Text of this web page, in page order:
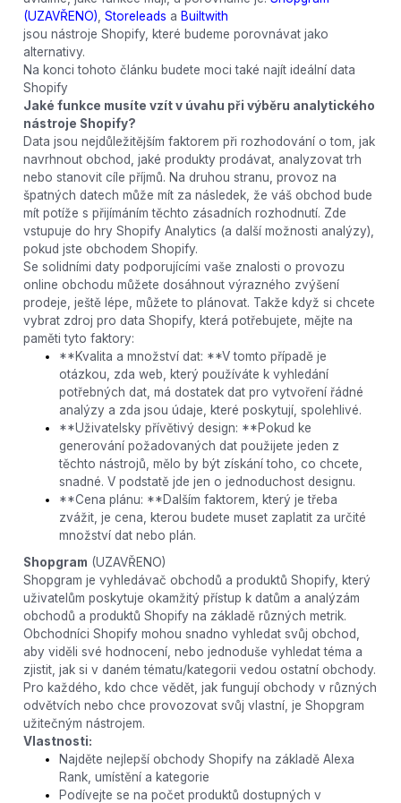
(UZAVŘENO) Storeleads a Builtwith
jsou nástroje Shopify, které budeme porovnávat jako
alternativy.
Na konci tohoto článku budete moci také najít ideální data
Shopify
Jaké funkce musíte vzít v úvahu při výběru analytického
nástroje Shopify?
Data jsou nejdůležitějším faktorem při rozhodování o tom, jak
navrhnout obchod, jaké produkty prodávat, analyzovat trh
nebo stanovit cíle příjmů. Na druhou stranu, provoz na
špatných datech může mít za následek, že váš obchod bude
mít potíže s přijímáním těchto zásadních rozhodnutí. Zde
vstupuje do hry Shopify Analytics (a další možnosti analýzy),
pokud jste obchodem Shopify.
Se solidními daty podporujícími vaše znalosti o provozu
online obchodu můžete dosáhnout výrazného zvýšení
prodeje, ještě lépe, můžete to plánovat. Takže když si chcete
vybrat zdroj pro data Shopify, která potřebujete, mějte na
paměti tyto faktory:
**Kvalita a množství dat: **V tomto případě je
otázkou, zda web, který používáte k vyhledání
potřebných dat, má dostatek dat pro vytvoření řádné
analýzy a zda jsou údaje, které poskytují, spolehlivé.
**Uživatelsky přívětivý design: **Pokud ke
generování požadovaných dat použijete jeden z
těchto nástrojů, mělo by být získání toho, co chcete,
snadné. V podstatě jde jen o jednoduchost designu.
**Cena plánu: **Dalším faktorem, který je třeba
zvážit, je cena, kterou budete muset zaplatit za určité
množství dat nebo plán.
Shopgram (UZAVŘENO)
Shopgram je vyhledávač obchodů a produktů Shopify, který
uživatelům poskytuje okamžitý přístup k datům a analýzám
obchodů a produktů Shopify na základě různých metrik.
Obchodníci Shopify mohou snadno vyhledat svůj obchod,
aby viděli své hodnocení, nebo jednoduše vyhledat téma a
zjistit, jak si v daném tématu/kategorii vedou ostatní obchody.
Pro každého, kdo chce vědět, jak fungují obchody v různých
odvětvích nebo chce provozovat svůj vlastní, je Shopgram
užitečným nástrojem.
Vlastnosti:
Najděte nejlepší obchody Shopify na základě Alexa
Rank, umístění a kategorie
Podívejte se na počet produktů dostupných v